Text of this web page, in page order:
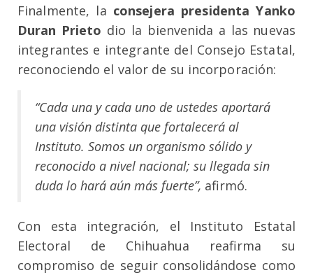
Finalmente, la consejera presidenta Yanko
Duran Prieto dio la bienvenida a las nuevas
integrantes e integrante del Consejo Estatal,
reconociendo el valor de su incorporación:
“Cada una y cada uno de ustedes aportará
una visión distinta que fortalecerá al
Instituto. Somos un organismo sólido y
reconocido a nivel nacional; su llegada sin
duda lo hará aún más fuerte”, afirmó.
Con esta integración, el Instituto Estatal
Electoral de Chihuahua reafirma su
compromiso de seguir consolidándose como